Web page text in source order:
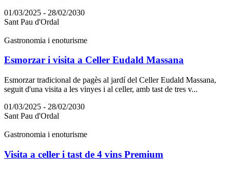
01/03/2025 - 28/02/2030
Sant Pau d'Ordal
Gastronomia i enoturisme
Esmorzar i visita a Celler Eudald Massana
Esmorzar tradicional de pagès al jardí del Celler Eudald Massana,
seguit d'una visita a les vinyes i al celler, amb tast de tres v...
01/03/2025 - 28/02/2030
Sant Pau d'Ordal
Gastronomia i enoturisme
Visita a celler i tast de 4 vins Premium